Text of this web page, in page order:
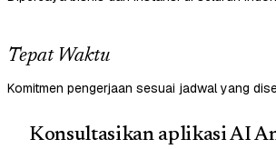
Tepat Waktu
Komitmen pengerjaan sesuai jadwal yang
Konsultasikan aplikasi AI